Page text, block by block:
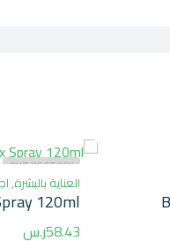
OUT OF STOCK
العناية بالبشرة,
120ml
58.43ر.س